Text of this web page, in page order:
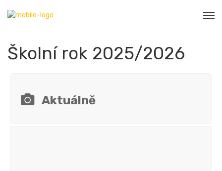
Školní rok 2025/2026
Aktuálně